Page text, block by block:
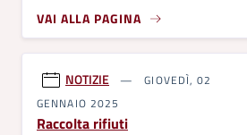
VAI ALLA PAGINA
NOTIZIE
GIOVEDÌ, 02
GENNAIO 2025
Raccolta rifiuti